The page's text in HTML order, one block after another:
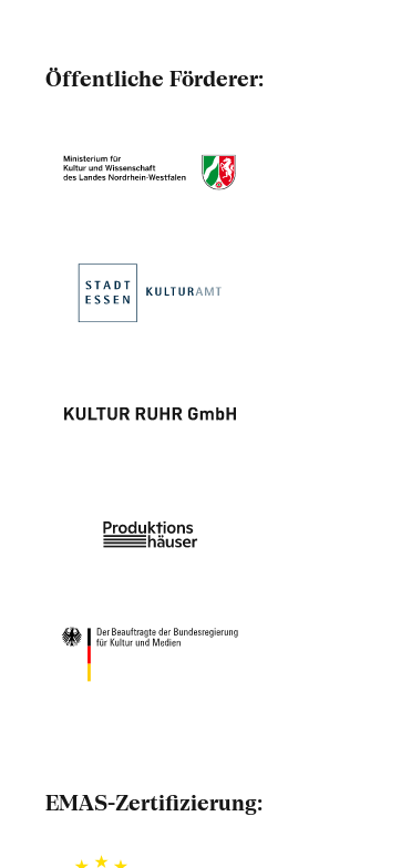
Öffentliche Förderer:
EMAS-Zertifizierung: